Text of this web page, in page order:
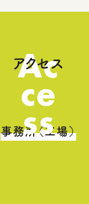
Ac
ce
ss
アクセス
事務所（工場）